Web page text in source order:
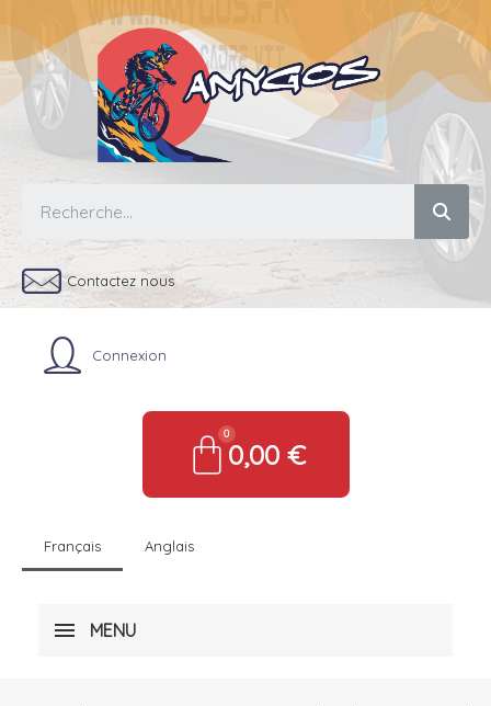
Contactez nous
Connexion
0,00 €
Français Anglais
MENU